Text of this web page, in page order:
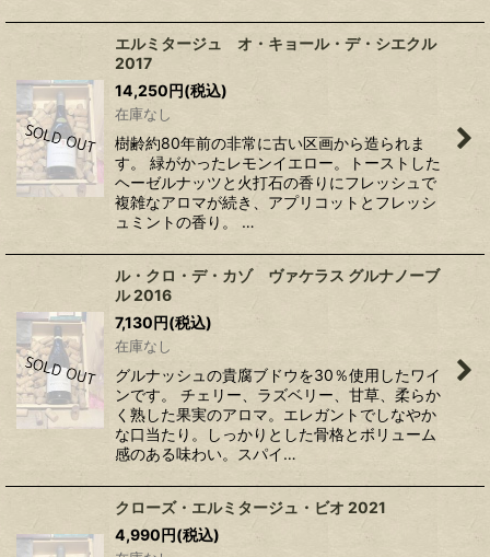
エルミタージュ オ・キョール・デ・シエクル
2017
14,250円(税込)
在庫なし
樹齢約80年前の非常に古い区画から造られま
す。 緑がかったレモンイエロー。トーストした
ヘーゼルナッツと火打石の香りにフレッシュで
複雑なアロマが続き、アプリコットとフレッシ
ュミントの香り。 …
ル・クロ・デ・カゾ ヴァケラス グルナノーブ
ル 2016
7,130円(税込)
在庫なし
グルナッシュの貴腐ブドウを30％使用したワイ
ンです。 チェリー、ラズベリー、甘草、柔らか
く熟した果実のアロマ。エレガントでしなやか
な口当たり。しっかりとした骨格とボリューム
感のある味わい。スパイ…
クローズ・エルミタージュ・ビオ 2021
4,990円(税込)